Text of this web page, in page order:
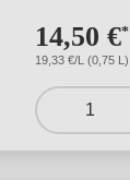
14,50 €*
19,33 €/L (0,75 L)
1